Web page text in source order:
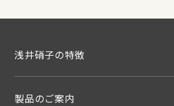
浅井硝子の特徴
製品のご案内